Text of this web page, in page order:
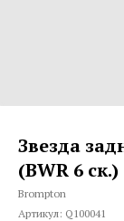
Звезда
(BWR 6 ск.)
Brompton
Артикул: Q100041